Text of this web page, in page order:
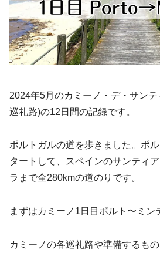
2024年5月のカミーノ・デ・サン
巡礼路)の12日間の記録です。
ポルトガルの道を歩きました。ポ
タートして、スペインのサンティ
ラまで全280kmの道のりです。
まずはカミーノ1日目ポルト〜ミン
カミーノの各巡礼路や準備するも